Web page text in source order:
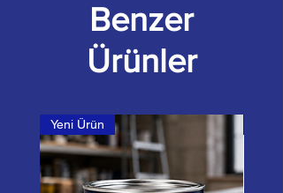
Benzer
Ürünler
Yeni Ürün